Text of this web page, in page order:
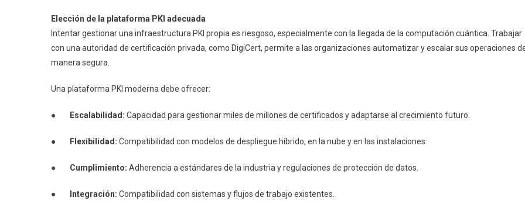
Elección de la plataforma PKI adecuada
Intentar gestionar una infraestructura PKI propia es riesgoso, especialmente con la llegada de la computación cuántica. Trabajar
con una autoridad de certificación privada, como DigiCert, permite a las organizaciones automatizar y escalar sus operaciones
manera segura.
Una plataforma PKI moderna debe ofrecer:
● Escalabilidad: Capacidad para gestionar miles de millones de certificados y adaptarse al crecimiento futuro.
● Flexibilidad: Compatibilidad con modelos de despliegue híbrido, en la nube y en las instalaciones.
● Cumplimiento: Adherencia a estándares de la industria y regulaciones de protección de datos.
● Integración: Compatibilidad con sistemas y flujos de trabajo existentes.